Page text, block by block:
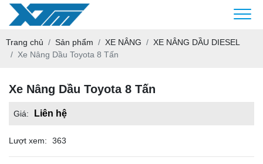
Trang chủ Sản phẩm XE NÂNG
XE NÂNG DẦU DIESEL
Xe Nâng Dầu Toyota 8 Tấn
Xe Nâng Dầu Toyota 8 Tấn
Giá: Liên hệ
Lượt xem: 363